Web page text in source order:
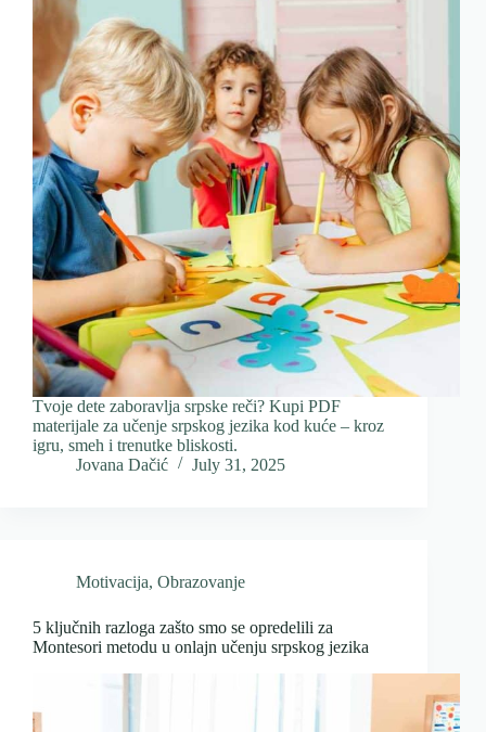
Tvoje dete zaboravlja srpske reči? Kupi PDF
materijale za učenje srpskog jezika kod kuće – kroz
igru, smeh i trenutke bliskosti.
Jovana Dačić
July 31, 2025
Motivacija, Obrazovanje
5 ključnih razloga zašto smo se opredelili za
Montesori metodu u onlajn učenju srpskog jezika